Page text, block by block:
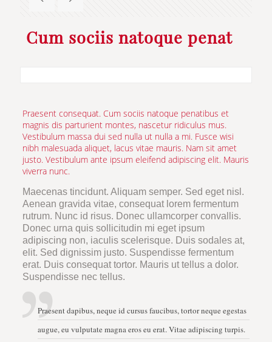
Cum sociis natoque penat
Praesent consequat. Cum sociis natoque penatibus et
magnis dis parturient montes, nascetur ridiculus mus.
Vestibulum massa dui sed nulla ut nulla a mi. Fusce wisi
nibh malesuada aliquet, lacus vitae mauris. Nam sit amet
justo. Vestibulum ante ipsum eleifend adipiscing elit. Mauris
viverra nunc.
Maecenas tincidunt. Aliquam semper. Sed eget nisl.
Aenean gravida vitae, consequat lorem fermentum
rutrum. Nunc id risus. Donec ullamcorper convallis.
Donec urna quis sollicitudin mi eget ipsum
adipiscing non, iaculis scelerisque. Duis sodales at,
elit. Sed dignissim justo. Suspendisse fermentum
erat. Duis consequat tortor. Mauris ut tellus a dolor.
Suspendisse nec tellus.
Praesent dapibus, neque id cursus faucibus, tortor neque egestas
augue, eu vulputate magna eros eu erat. Vitae adipiscing turpis.